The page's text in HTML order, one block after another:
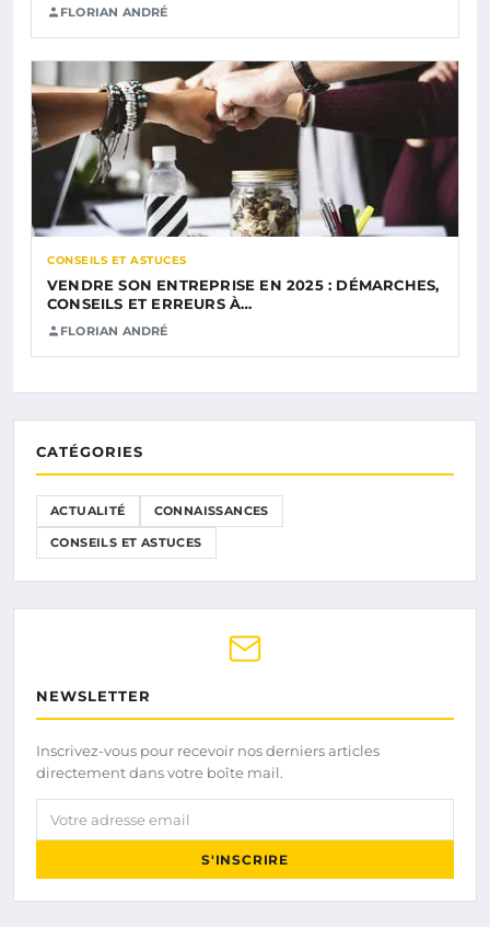
FLORIAN ANDRÉ
CONSEILS ET ASTUCES
VENDRE SON ENTREPRISE EN 2025 : DÉMARCHES,
CONSEILS ET ERREURS À…
FLORIAN ANDRÉ
CATÉGORIES
ACTUALITÉ CONNAISSANCES
CONSEILS ET ASTUCES
NEWSLETTER
Inscrivez-vous pour recevoir nos derniers articles
directement dans votre boîte mail.
Votre adresse email
S'INSCRIRE